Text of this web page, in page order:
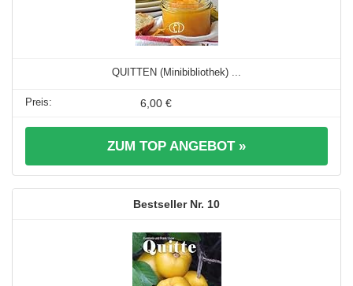
QUITTEN (Minibibliothek) ...
6,00 €
ZUM TOP ANGEBOT »
10